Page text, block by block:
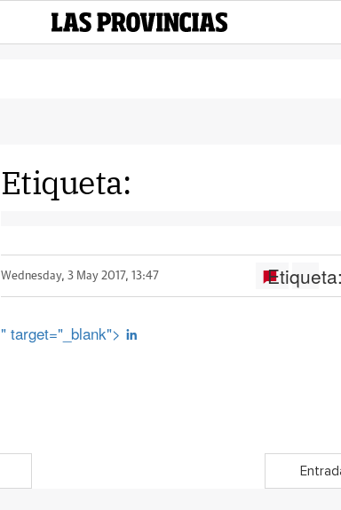
Etiqueta:
Wednesday, 3 May 2017, 13:47 Etiqueta:
" target="_blank">